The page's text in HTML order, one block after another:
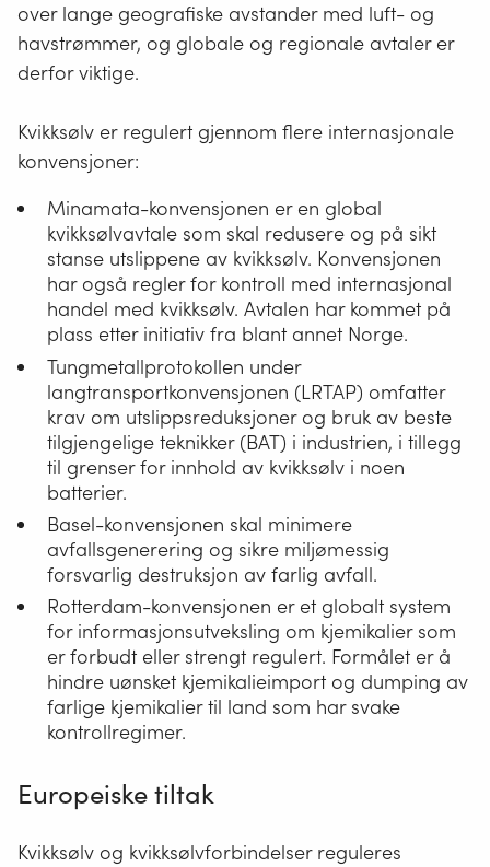
over lange geografiske avstander med luft- og
havstrømmer, og globale og regionale avtaler er
derfor viktige.
Kvikksølv er regulert gjennom flere internasjonale
konvensjoner:
Minamata-konvensjonen er en global
kvikksølvavtale som skal redusere og på sikt
stanse utslippene av kvikksølv. Konvensjonen
har også regler for kontroll med internasjonal
handel med kvikksølv. Avtalen har kommet på
plass etter initiativ fra blant annet Norge.
Tungmetallprotokollen under
langtransportkonvensjonen (LRTAP) omfatter
krav om utslippsreduksjoner og bruk av beste
tilgjengelige teknikker (BAT) i industrien, i tillegg
til grenser for innhold av kvikksølv i noen
batterier.
Basel-konvensjonen skal minimere
avfallsgenerering og sikre miljømessig
forsvarlig destruksjon av farlig avfall.
Rotterdam-konvensjonen er et globalt system
for informasjonsutveksling om kjemikalier som
er forbudt eller strengt regulert. Formålet er å
hindre uønsket kjemikalieimport og dumping av
farlige kjemikalier til land som har svake
kontrollregimer.
Europeiske tiltak
Kvikksølv og kvikksølvforbindelser reguleres